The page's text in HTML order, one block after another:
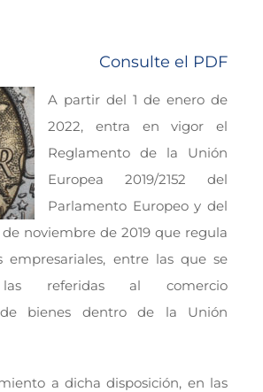
Consulte el PDF
A partir del 1 de enero de
2022, entra en vigor el
Reglamento de la Unión
Europea 2019/2152 del
Parlamento Europeo y del
de noviembre de 2019 que regula
empresariales, entre las que se
las referidas al comercio
de bienes dentro de la Unión
a dicha disposición, en las